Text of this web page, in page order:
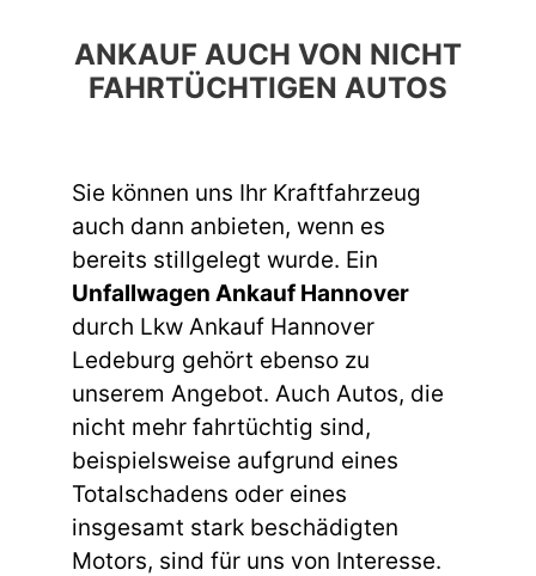
ANKAUF AUCH VON NICHT
FAHRTÜCHTIGEN AUTOS
Sie können uns Ihr Kraftfahrzeug
auch dann anbieten, wenn es
bereits stillgelegt wurde. Ein
Unfallwagen Ankauf Hannover
durch Lkw Ankauf Hannover
Ledeburg gehört ebenso zu
unserem Angebot. Auch Autos, die
nicht mehr fahrtüchtig sind,
beispielsweise aufgrund eines
Totalschadens oder eines
insgesamt stark beschädigten
Motors, sind für uns von Interesse.